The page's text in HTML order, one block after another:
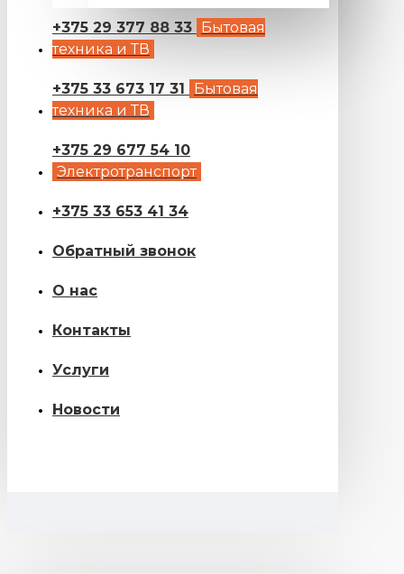
+375 29 377 88 33 Бытовая
техника и ТВ
+375 33 673 17 31
Бытовая
техника и ТВ
+375 29 677 54 10
Электротранспорт
+375 33 653 41 34
Обратный звонок
О нас
Контакты
Услуги
Новости